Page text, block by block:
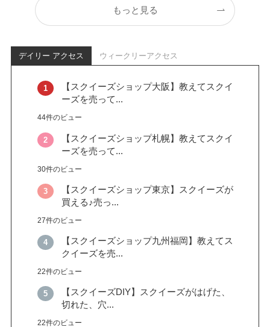
もっと見る
デイリー アクセス ウィークリーアクセス
【スクイーズショップ大阪】教えてスクイ
ーズを売って...
44件のビュー
【スクイーズショップ札幌】教えてスクイ
ーズを売って...
30件のビュー
【スクイーズショップ東京】スクイーズが
買える♪売っ...
27件のビュー
【スクイーズショップ九州福岡】教えてス
クイーズを売...
22件のビュー
【スクイーズDIY】スクイーズがはげた、
切れた、穴...
22件のビュー